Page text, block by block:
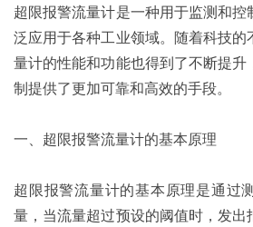
超限报警流量计是一种用于监测和
泛应用于各种工业领域。随着科技
量计的性能和功能也得到了不断提
制提供了更加可靠和高效的手段。
一、超限报警流量计的基本原理
超限报警流量计的基本原理是通过
量，当流量超过预设的阈值时，发